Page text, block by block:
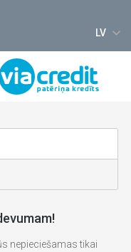
LV
nepieciešamas tikai